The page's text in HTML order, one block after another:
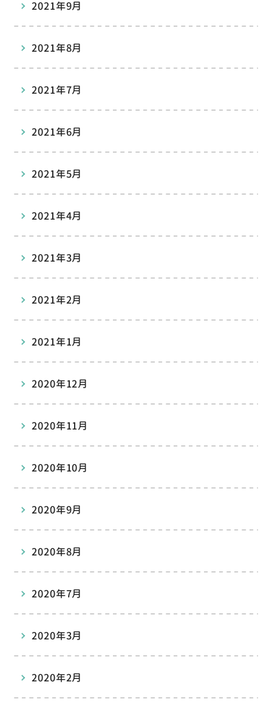
2021年9月
2021年8月
2021年7月
2021年6月
2021年5月
2021年4月
2021年3月
2021年2月
2021年1月
2020年12月
2020年11月
2020年10月
2020年9月
2020年8月
2020年7月
2020年3月
2020年2月